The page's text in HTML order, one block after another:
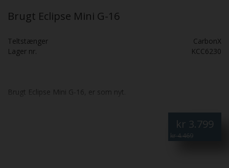
Brugt Eclipse Mini G-16
Teltstænger
CarbonX
Lager nr.
KCC6230
Brugt Eclipse Mini G-16, er som nyt.
kr 3.799
kr 4.469